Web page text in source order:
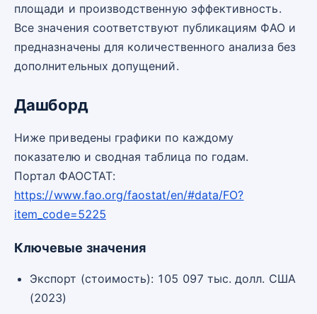
площади и производственную эффективность.
Все значения соответствуют публикациям ФАО и
предназначены для количественного анализа без
дополнительных допущений.
Дашборд
Ниже приведены графики по каждому
показателю и сводная таблица по годам.
Портал ФАОСТАТ:
https://www.fao.org/faostat/en/#data/FO?
item_code=5225
Ключевые значения
Экспорт (стоимость): 105 097 тыс. долл. США
(2023)